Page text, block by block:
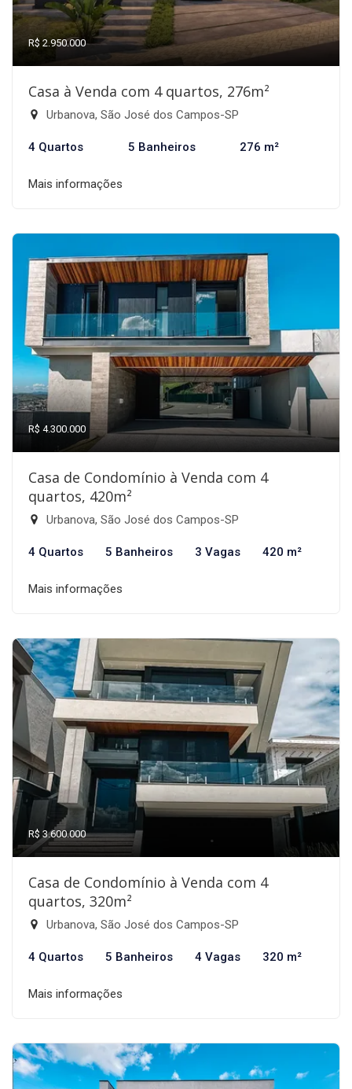
R$ 2.950.000
Casa à Venda com 4 quartos, 276m²
Urbanova, São José dos Campos-SP
4 Quartos 5 Banheiros 276 m²
Mais informações
R$ 4.300.000
Casa de Condomínio à Venda com 4
quartos, 420m²
Urbanova, São José dos Campos-SP
4 Quartos 5 Banheiros 3 Vagas 420 m²
Mais informações
R$ 3.600.000
Casa de Condomínio à Venda com 4
quartos, 320m²
Urbanova, São José dos Campos-SP
4 Quartos 5 Banheiros 4 Vagas 320 m²
Mais informações